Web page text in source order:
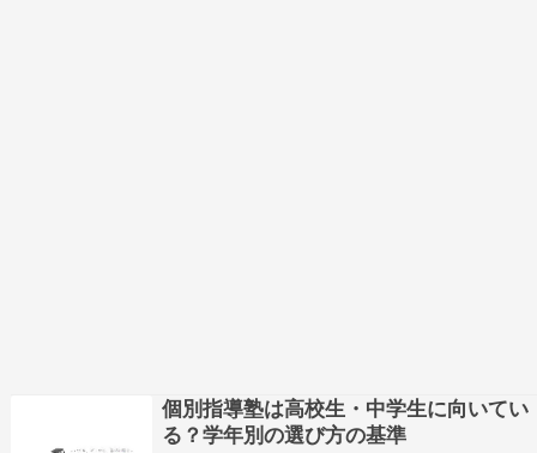
個別指導塾は高校生・中学生に向いてい
る？学年別の選び方の基準